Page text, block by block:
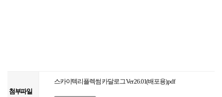
첨부파일
스카이텍리플렉썸 카달로그 Ver 26.01(배포용).pdf